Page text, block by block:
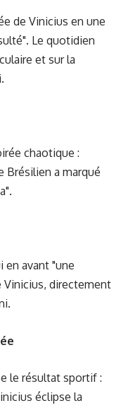
de Vinicius en une
Le quotidien
et sur la
chaotique :
Brésilien a marqué
en avant "une
Vinicius, directement
le résultat sportif :
éclipse la